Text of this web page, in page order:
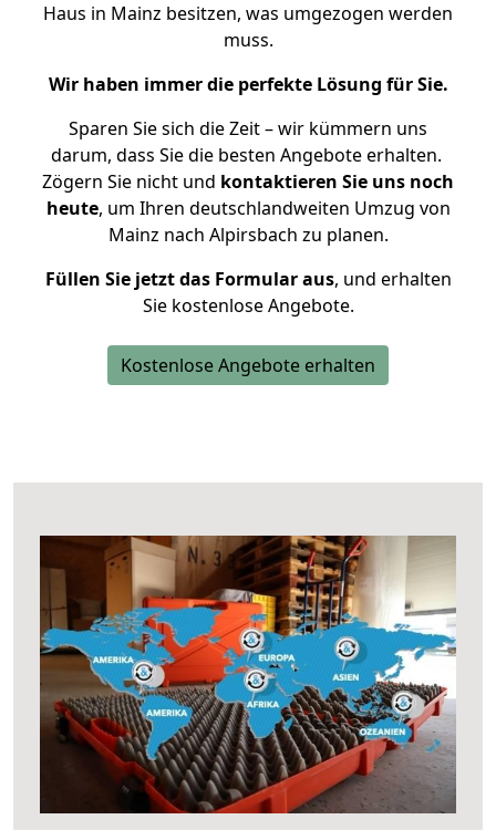
Haus in Mainz besitzen, was umgezogen werden
muss.
Wir haben immer die perfekte Lösung für Sie.
Sparen Sie sich die Zeit – wir kümmern uns
darum, dass Sie die besten Angebote erhalten.
Zögern Sie nicht und kontaktieren Sie uns noch
heute, um Ihren deutschlandweiten Umzug von
Mainz nach Alpirsbach zu planen.
Füllen Sie jetzt das Formular aus, und erhalten
Sie kostenlose Angebote.
Kostenlose Angebote erhalten